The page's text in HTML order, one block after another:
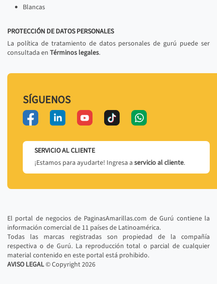
Blancas
PROTECCIÓN DE DATOS PERSONALES
La política de tratamiento de datos personales de gurú puede ser
consultada en Términos legales.
SÍGUENOS
SERVICIO AL CLIENTE
¡Estamos para ayudarte! Ingresa a servicio al cliente.
El portal de negocios de PaginasAmarillas.com de Gurú contiene la
información comercial de 11 países de Latinoamérica.
Todas las marcas registradas son propiedad de la compañía
respectiva o de Gurú. La reproducción total o parcial de cualquier
material contenido en este portal está prohibido.
AVISO LEGAL© Copyright2026